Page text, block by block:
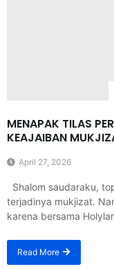
MENAPAK TILAS
KEAJAIBAN
April 27, 2026
Shalom saudaraku,
terjadinya mukjizat.
karena bersama
Read More